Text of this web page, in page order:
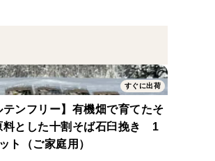
の隅や風の通る廊下などに転が
で、長期保存には限界がありま
外では、数量の多いものはご注
すぐに出荷
テンフリー】有機畑で育てたそ
料とした十割そば石臼挽き 1
ト（ご家庭用）